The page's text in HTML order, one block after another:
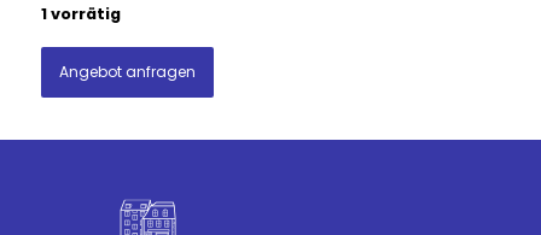
1 vorrätig
Angebot anfragen